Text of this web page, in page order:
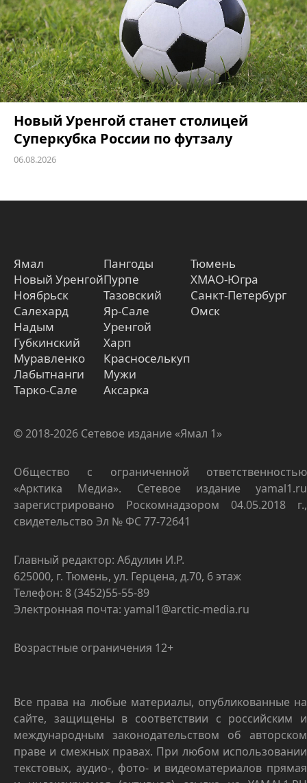
Новый Уренгой станет столицей
Суперкубка России по футзалу
06.08.2026
Ямал
Новый Уренгой
Ноябрьск
Салехард
Надым
Губкинский
Муравленко
Лабытнанги
Тарко-Сале
Пангоды
Пурпе
Тазовский
Яр-Сале
Уренгой
Харп
Красноселькуп
Мужи
Аксарка
Тюмень
ХМАО-Югра
Санкт-Петербург
Омск
© 2018-2026 Сетевое издание «Ямал 1»
Общество с ограниченной ответственностью
«Арктика Медиа». Сетевое издание yamal1.ru
зарегистрировано Роскомнадзором 04.05.2018 г.,
свидетельство Эл № ФС 77-72641
Главный редактор: Абдулин И.Р.
625000, г. Тюмень, ул. Герцена, д.70, 6 этаж
Телефон: 8 (3452)55-55-89
Электронная почта: yamal1@arctic-media.ru
Возрастные ограничения 12+
Все права на любые материалы, опубликованные на
сайте, защищены в соответствии с российским и
международным законодательством об авторском
праве и смежных правах. При любом использовании
текстовых, аудио-, фото- и видеоматериалов прямая